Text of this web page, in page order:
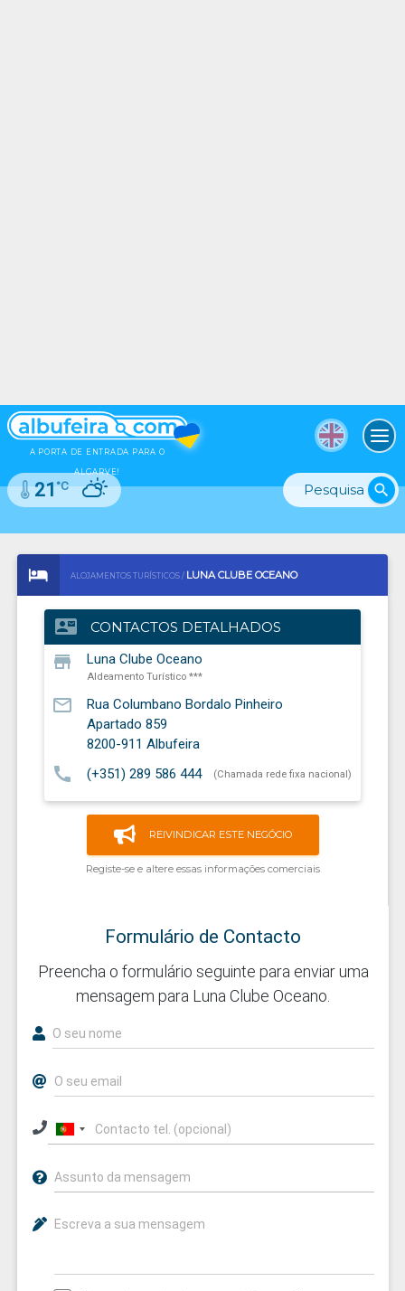
A PORTA DE ENTRADA PARA O
ALGARVE!
search
21°C
ALOJAMENTOS TURÍSTICOS / LUNA CLUBE OCEANO
contact_mail CONTACTOS DETALHADOS
store Luna Clube Oceano
Aldeamento Turístico ***
mail_outline
Rua Columbano Bordalo Pinheiro
Apartado 859
8200-911 Albufeira
call (+351) 289 586 444 (Chamada rede fixa nacional)
REIVINDICAR ESTE NEGÓCIO
Registe-se e altere essas informações comerciais